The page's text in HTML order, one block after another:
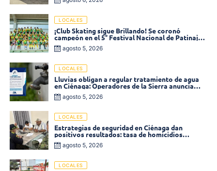
LOCALES
¡Club Skating sigue Brillando! Se coronó
campeón en el 5° Festival Nacional de Patinaje
«Soledad sobre Ruedas»
agosto 5, 2026
LOCALES
Lluvias obligan a regular tratamiento de agua
en Ciénaga: Operadores de la Sierra anuncia
baja presión en varios sectores
agosto 5, 2026
LOCALES
Estrategias de seguridad en Ciénaga dan
positivos resultados: tasa de homicidios
disminuyó un 58% en 2026
agosto 5, 2026
LOCALES